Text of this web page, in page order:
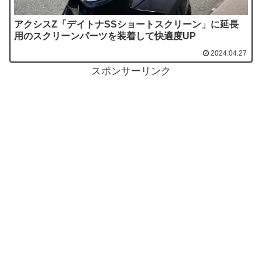
アクシスZ「デイトナSSショートスクリーン」に延長
用のスクリーンパーツを装着して快適度UP
2024.04.27
スポンサーリンク